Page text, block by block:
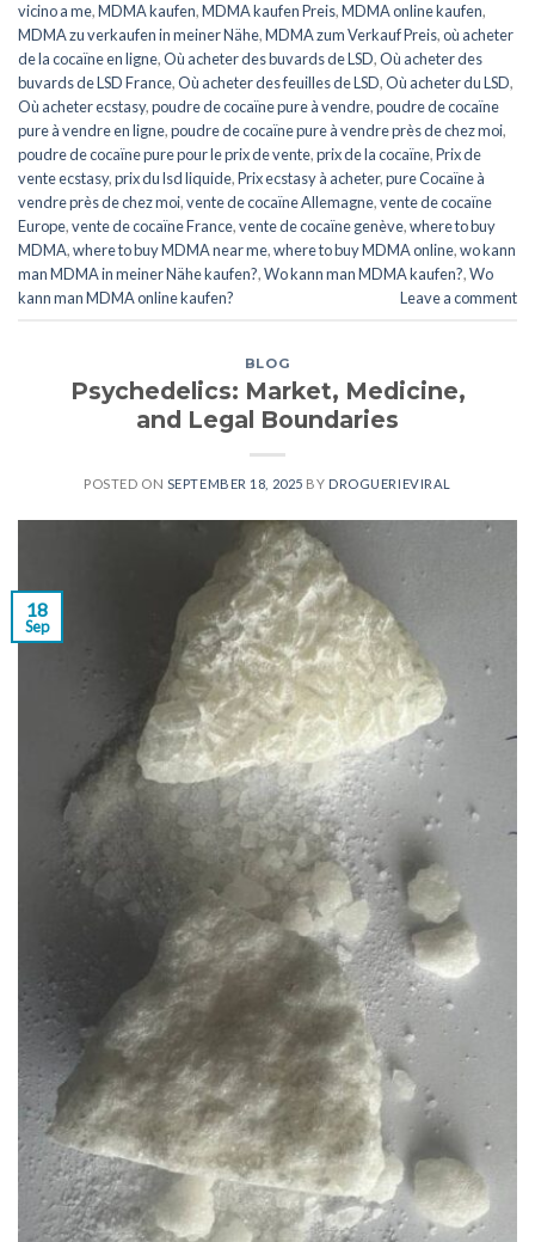
vicino a me,MDMA kaufen,MDMA kaufen Preis,MDMA online kaufen,
MDMA zu verkaufen in meiner Nähe,MDMA zum Verkauf Preis,où acheter
de la cocaïne en ligne,Où acheter des buvards de LSD,Où acheter des
buvards de LSD France,Où acheter des feuilles de LSD,Où acheter du LSD,
Où acheter ecstasy,poudre de cocaïne pure à vendre,poudre de cocaïne
pure à vendre en ligne,poudre de cocaïne pure à vendre près de chez moi,
poudre de cocaïne pure pour le prix de vente,prix de la cocaïne,Prix de
vente ecstasy,prix du lsd liquide,Prix ecstasy à acheter,pure Cocaïne à
vendre près de chez moi,vente de cocaïne Allemagne,vente de cocaïne
Europe,vente de cocaïne France,vente de cocaïne genève,where to buy
MDMA,where to buy MDMA near me,where to buy MDMA online,wo kann
man MDMA in meiner Nähe kaufen?,Wo kann man MDMA kaufen?,Wo
kann man MDMA online kaufen?
Leave a comment
BLOG
Psychedelics: Market, Medicine,
and Legal Boundaries
POSTED ON SEPTEMBER 18, 2025 BY DROGUERIEVIRAL
18
Sep